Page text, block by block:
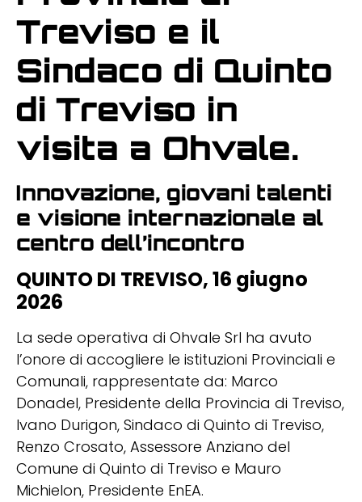
Treviso e il
Sindaco di Quinto
di Treviso in
visita a Ohvale.
Innovazione, giovani talenti
e visione internazionale al
centro dell’incontro
QUINTO DI TREVISO, 16 giugno
2026
La sede operativa di Ohvale Srl ha avuto
l’onore di accogliere le istituzioni Provinciali e
Comunali, rappresentate da: Marco
Donadel, Presidente della Provincia di Treviso,
Ivano Durigon, Sindaco di Quinto di Treviso,
Renzo Crosato, Assessore Anziano del
Comune di Quinto di Treviso e Mauro
Michielon, Presidente EnEA.